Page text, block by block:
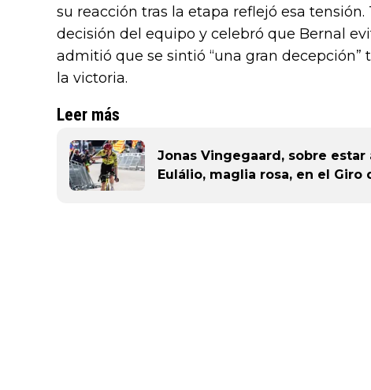
su reacción tras la etapa reflejó esa
decisión del equipo y celebró que Bernal
admitió que se sintió “una gran
la victoria.
Leer más
Jonas Vingegaard, sobre
Eulálio, maglia rosa, en el Giro